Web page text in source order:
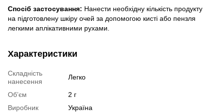
Спосіб застосування: Нанести необхідну кількість продукту
на підготовлену шкіру очей за допомогою кисті або пензля
легкими аплікативними рухами.
Характеристики
Складність
нанесення
Легко
Обʼєм
2 г
Виробник
Україна